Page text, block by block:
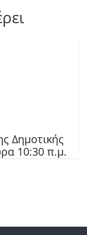
Δημοτικής
10:30 π.μ.